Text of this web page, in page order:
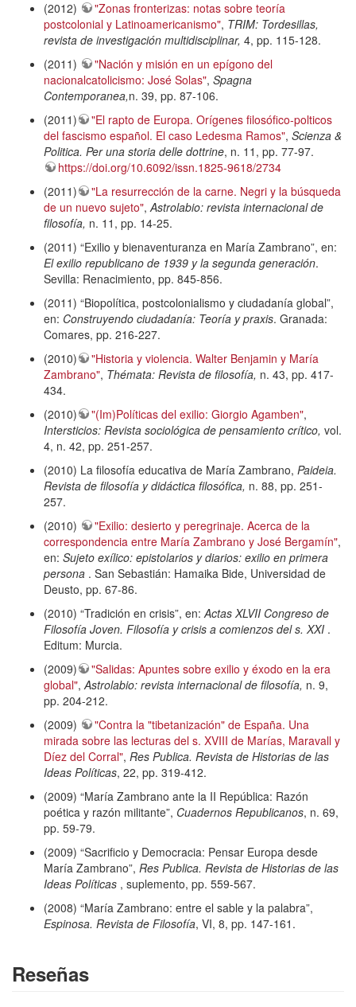
(2012)
"Zonas fronterizas: notas sobre teoría
postcolonial y Latinoamericanismo", TRIM: Tordesillas,
revista de investigación multidisciplinar, 4, pp. 115-128.
(2011)
"Nación y misión en un epígono del
nacionalcatolicismo: José Solas", Spagna
Contemporanea,n. 39, pp. 87-106.
(2011)
"El rapto de Europa. Orígenes filosófico-polticos
del fascismo español. El caso Ledesma Ramos", Scienza &
Politica. Per una storia delle dottrine, n. 11, pp. 77-97.
https://doi.org/10.6092/issn.1825-9618/2734
(2011)
"La resurrección de la carne. Negri y la búsqueda
de un nuevo sujeto",Astrolabio: revista internacional de
filosofía, n. 11, pp. 14-25.
(2011) “Exilio y bienaventuranza en María Zambrano”, en:
El exilio republicano de 1939 y la segunda generación.
Sevilla: Renacimiento, pp. 845-856.
(2011) “Biopolítica, postcolonialismo y ciudadanía global”,
en: Construyendo ciudadanía: Teoría y praxis. Granada:
Comares, pp. 216-227.
(2010)
"Historia y violencia. Walter Benjamin y María
Zambrano", Thémata: Revista de filosofía, n. 43, pp. 417-
434.
(2010)
"(Im)Políticas del exilio: Giorgio Agamben",
Intersticios: Revista sociológica de pensamiento crítico, vol.
4, n. 42, pp. 251-257.
(2010) La filosofía educativa de María Zambrano, Paideia.
Revista de filosofía y didáctica filosófica, n. 88, pp. 251-
257.
(2010)
"Exilio: desierto y peregrinaje. Acerca de la
correspondencia entre María Zambrano y José Bergamín",
en: Sujeto exílico: epistolarios y diarios: exilio en primera
persona . San Sebastián: Hamaika Bide, Universidad de
Deusto, pp. 67-86.
(2010) “Tradición en crisis”, en:Actas XLVII Congreso de
Filosofía Joven. Filosofía y crisis a comienzos del s. XXI .
Editum: Murcia.
(2009)
"Salidas: Apuntes sobre exilio y éxodo en la era
global",Astrolabio: revista internacional de filosofía, n. 9,
pp. 204-212.
(2009)
"Contra la "tibetanización" de España. Una
mirada sobre las lecturas del s. XVIII de Marías, Maravall y
Díez del Corral", Res Publica. Revista de Historias de las
Ideas Políticas, 22, pp. 319-412.
(2009) “María Zambrano ante la II República: Razón
poética y razón militante”, Cuadernos Republicanos, n. 69,
pp. 59-79.
(2009) “Sacrificio y Democracia: Pensar Europa desde
María Zambrano”, Res Publica. Revista de Historias de las
Ideas Políticas , suplemento, pp. 559-567.
(2008) “María Zambrano: entre el sable y la palabra”,
Espinosa. Revista de Filosofía, VI, 8, pp. 147-161.
Reseñas